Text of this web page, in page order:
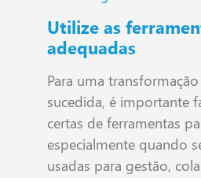
Utilize as
adequadas
Para uma
sucedida, é importante
certas de ferramentas
especialmente quando
usadas para gestão,